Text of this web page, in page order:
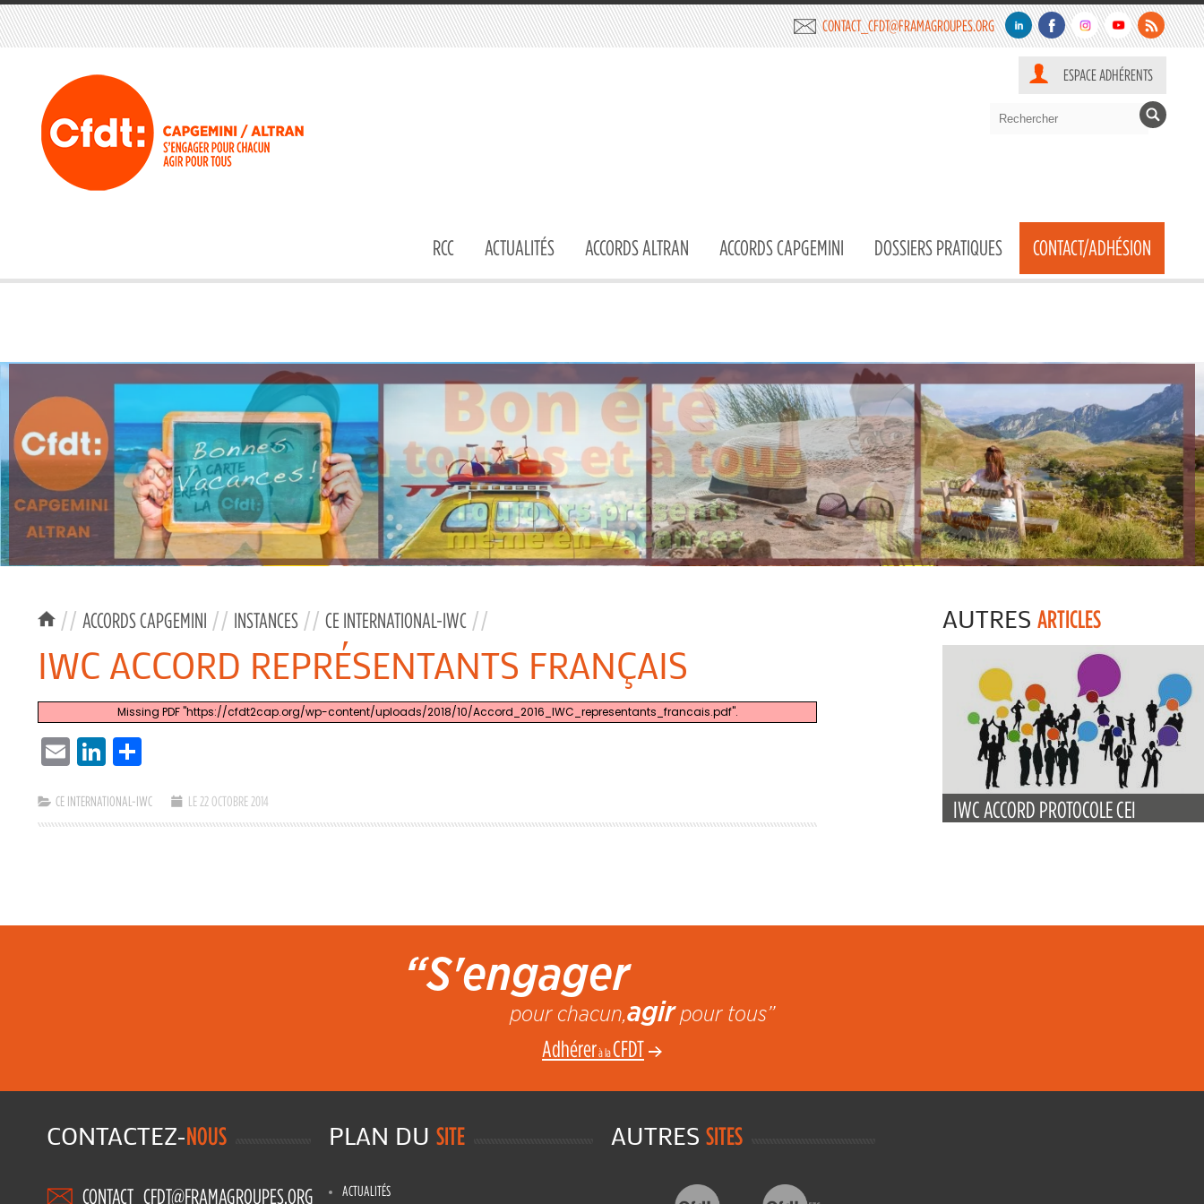
CONTACT_CFDT@FRAMAGROUPES.ORG
ESPACE ADHÉRENTS
RCC ACTUALITÉS ACCORDS ALTRAN ACCORDS CAPGEMINI DOSSIERS PRATIQUES CONTACT/ADHÉSION
// ACCORDS CAPGEMINI // INSTANCES // CE INTERNATIONAL-IWC //
IWC ACCORD REPRÉSENTANTS FRANÇAIS
Missing PDF "https://cfdt2cap.org/wp-content/uploads/2018/10/Accord_2016_IWC_representants_francais.pdf".
EMAIL LINKEDIN
CE INTERNATIONAL-IWC LE 22 OCTOBRE 2014
AUTRES ARTICLES
IWC ACCORD PROTOCOLE CEI
“S'engager
pour chacun,agirpour tous”
Adhérerà laCFDT
CONTACTEZ-NOUS
CONTACT_CFDT@FRAMAGROUPES.ORG
PLAN DU SITE
ACTUALITÉS
AUTRES SITES